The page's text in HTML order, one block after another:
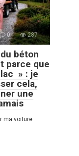
0 287
béton
parce que
» : je
cela,
une
ma voiture